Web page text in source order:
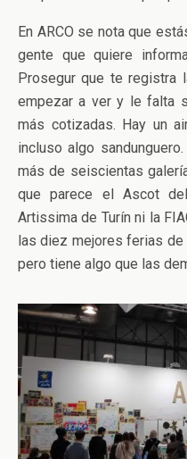
En ARCO se nota que
gente que quiere
Prosegur que te registra
empezar a ver y le falta
más cotizadas. Hay un
incluso algo
más de seiscientas
que parece el Ascot
Artissima de Turín ni la
las diez mejores ferias de
pero tiene algo que las